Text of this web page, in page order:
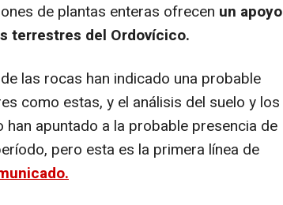
de plantas enteras ofrecen un apoyo
terrestres del Ordovícico.
las rocas han indicado una probable
como estas, y el análisis del suelo y los
apuntado a la probable presencia de
pero esta es la primera línea de